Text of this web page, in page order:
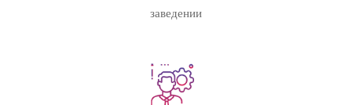
заведении